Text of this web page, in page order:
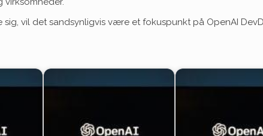
vil det sandsynligvis være et fokuspunkt på OpenAI